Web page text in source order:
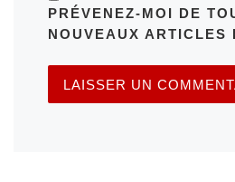
PRÉVENEZ-MOI DE
NOUVEAUX ARTICLES